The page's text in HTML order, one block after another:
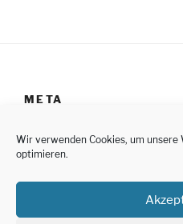
Wir verwenden Cookies, um unsere
optimieren.
META
Anmelden
Datenschutzerklärung